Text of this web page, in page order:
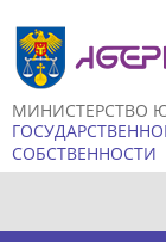
МИНИСТЕРСТВО
СОБСТВЕННОСТИ